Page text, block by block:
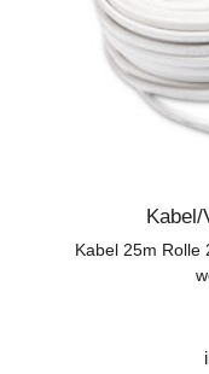
Kabel 25m Rolle